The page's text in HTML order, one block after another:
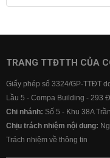
Lãi suất tiết kiệm
Lãi suất ngân
Lãi suất ngân
TRANG TTĐTTH CỦA
Giấy phép số 3324/GP-TTĐT
Lầu 5 - Compa Building - 293
Chi nhánh: Số 5 - Khu 38A
Chịu trách nhiệm nội dung:
Trách nhiệm về thông tin